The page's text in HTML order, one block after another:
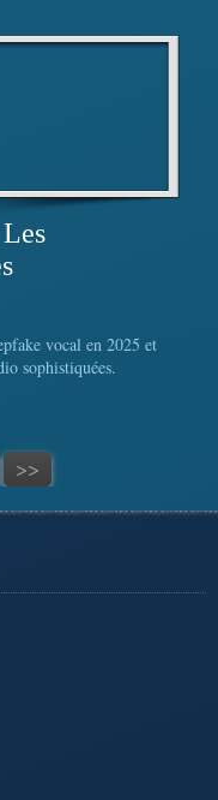
vocal en 2025 et
sophistiquées.
>>